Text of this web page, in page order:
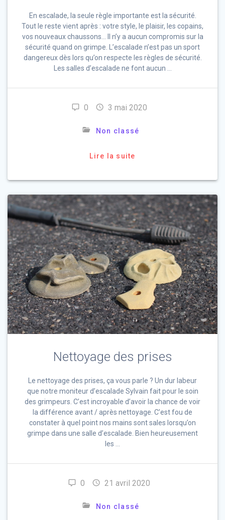
En escalade, la seule règle importante est la sécurité.
Tout le reste vient après : votre style, le plaisir, les copains,
vos nouveaux chaussons… Il n’y a aucun compromis sur la
sécurité quand on grimpe. L’escalade n’est pas un sport
dangereux dès lors qu’on respecte les règles de sécurité.
Les salles d’escalade ne font aucun …
0 3 mai 2020
Non classé
Lire la suite
Nettoyage des prises
Le nettoyage des prises, ça vous parle ? Un dur labeur
que notre moniteur d’escalade Sylvain fait pour le soin
des grimpeurs. C’est incroyable d’avoir la chance de voir
la différence avant / après nettoyage. C’est fou de
constater à quel point nos mains sont sales lorsqu’on
grimpe dans une salle d’escalade. Bien heureusement
les …
0 21 avril 2020
Non classé